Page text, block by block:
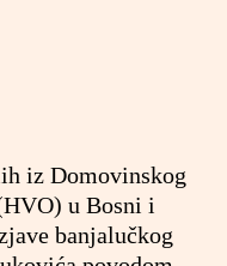
iz Domovinskog
u Bosni i
banjalučkog